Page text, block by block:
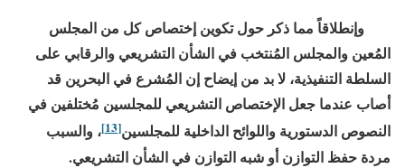
وإنطلاقاً مما ذكر حول تكوين إختصاص كل من المجلس
المُعين والمجلس المُنتخب في الشأن التشريعي والرقابي على
السلطة التنفيذية، لا بد من إيضاح إن المُشرع في البحرين قد
أصاب عندما جعل الإختصاص التشريعي للمجلسين مُختلفين في
النصوص الدستورية واللوائح الداخلية للمجلسين[13]
، والسبب
مردة حفظ التوازن أو شبه التوازن في الشأن التشريعي.